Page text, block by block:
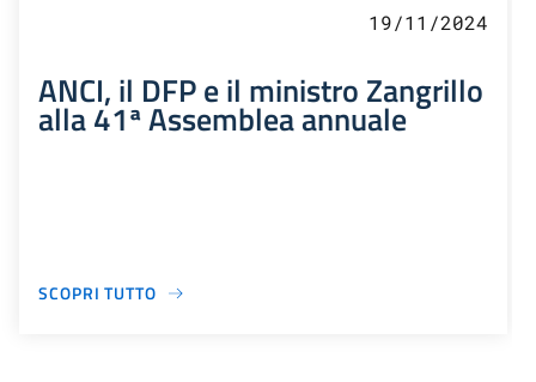
19/11/2024
ANCI, il DFP e il ministro Zangrillo
alla 41ª Assemblea annuale
SCOPRI TUTTO